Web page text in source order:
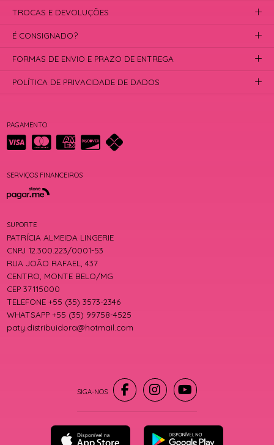
PAGAMENTO
SERVIÇOS FINANCEIROS
SUPORTE
PATRÍCIA ALMEIDA LINGERIE
CNPJ 12.300.223/0001-53
RUA JOÃO RAFAEL, 437
CENTRO, MONTE BELO/MG
CEP 37115000
TELEFONE +55 (35) 3573-2346
WHATSAPP +55 (35) 99758-4525
paty.distribuidora@hotmail.com
TROCAS E DEVOLUÇÕES
É CONSIGNADO?
FORMAS DE ENVIO E PRAZO DE ENTREGA
POLÍTICA DE PRIVACIDADE DE DADOS